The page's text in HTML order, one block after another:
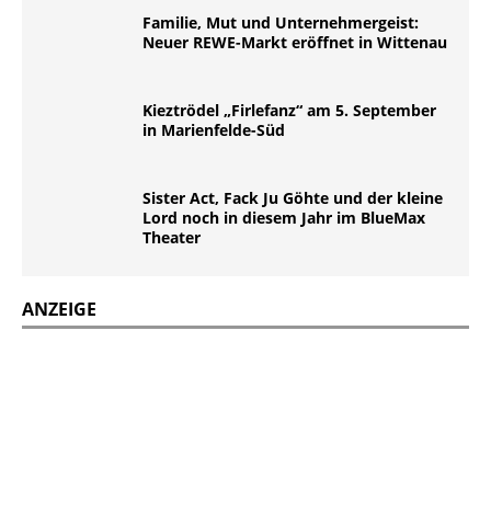
Familie, Mut und Unternehmergeist:
Neuer REWE-Markt eröffnet in Wittenau
Kieztrödel „Firlefanz“ am 5. September
in Marienfelde-Süd
Sister Act, Fack Ju Göhte und der kleine
Lord noch in diesem Jahr im BlueMax
Theater
ANZEIGE